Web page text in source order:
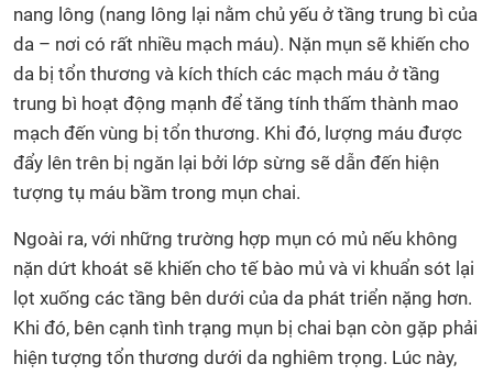
nang lông (nang lông lại nằm chủ yếu ở tầng trung bì của
da – nơi có rất nhiều mạch máu). Nặn mụn sẽ khiến cho
da bị tổn thương và kích thích các mạch máu ở tầng
trung bì hoạt động mạnh để tăng tính thấm thành mao
mạch đến vùng bị tổn thương. Khi đó, lượng máu được
đẩy lên trên bị ngăn lại bởi lớp sừng sẽ dẫn đến hiện
tượng tụ máu bầm trong mụn chai.
Ngoài ra, với những trường hợp mụn có mủ nếu không
nặn dứt khoát sẽ khiến cho tế bào mủ và vi khuẩn sót lại
lọt xuống các tầng bên dưới của da phát triển nặng hơn.
Khi đó, bên cạnh tình trạng mụn bị chai bạn còn gặp phải
hiện tượng tổn thương dưới da nghiêm trọng. Lúc này,